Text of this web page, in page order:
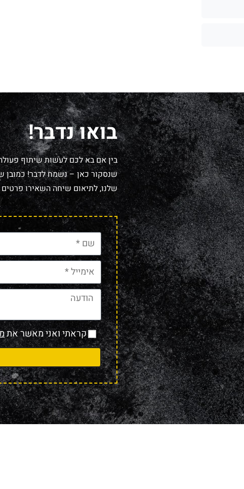
בואו נדבר!
בין אם בא לכם לעשות שיתוף
שנסקור כאן – נשמח לדבר! כמובן
שלנו, לתיאום שיחה השאירו
קראתי ואני מאשר את